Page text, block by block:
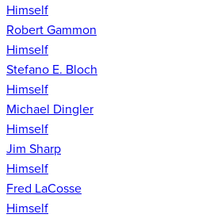
Himself
Robert Gammon
Himself
Stefano E. Bloch
Himself
Michael Dingler
Himself
Jim Sharp
Himself
Fred LaCosse
Himself